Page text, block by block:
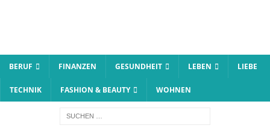
BERUF FINANZEN GESUNDHEIT LEBEN LIEBE
TECHNIK FASHION & BEAUTY WOHNEN